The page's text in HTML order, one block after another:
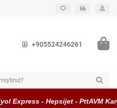
+905524246261
Express - Hepsijet - PttAVM Kargo